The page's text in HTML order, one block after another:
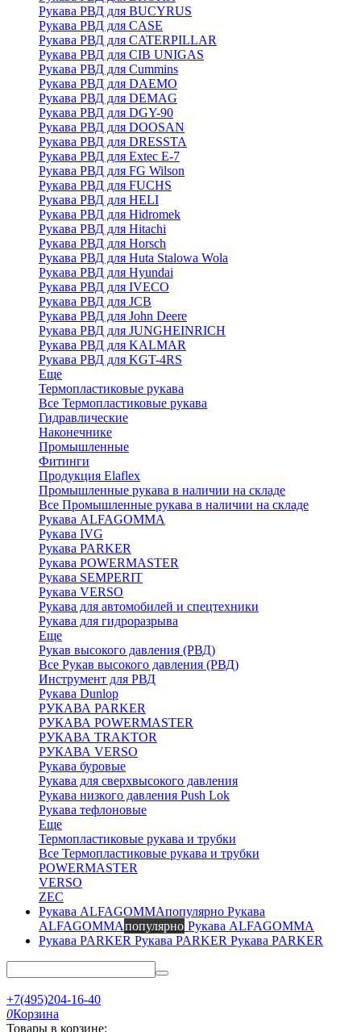
Рукава РВД для BUCYRUS
Рукава РВД для CASE
Рукава РВД для CATERPILLAR
Рукава РВД для CIB UNIGAS
Рукава РВД для Cummins
Рукава РВД для DAEMO
Рукава РВД для DEMAG
Рукава РВД для DGY-90
Рукава РВД для DOOSAN
Рукава РВД для DRESSTA
Рукава РВД для Extec E-7
Рукава РВД для FG Wilson
Рукава РВД для FUCHS
Рукава РВД для HELI
Рукава РВД для Hidromek
Рукава РВД для Hitachi
Рукава РВД для Horsch
Рукава РВД для Huta Stalowa Wola
Рукава РВД для Hyundai
Рукава РВД для IVECO
Рукава РВД для JCB
Рукава РВД для John Deere
Рукава РВД для JUNGHEINRICH
Рукава РВД для KALMAR
Рукава РВД для KGT-4RS
Еще
Термопластиковые рукава
Все Термопластиковые рукава
Гидравлические
Наконечнике
Промышленные
Фитинги
Продукция Elaflex
Промышленные рукава в наличии на складе
Все Промышленные рукава в наличии на складе
Рукава ALFAGOMMA
Рукава IVG
Рукава PARKER
Рукава POWERMASTER
Рукава SEMPERIT
Рукава VERSO
Рукава для автомобилей и спецтехники
Рукава для гидроразрыва
Еще
Рукав высокого давления (РВД)
Все Рукав высокого давления (РВД)
Инструмент для РВД
Рукава Dunlop
РУКАВА PARKER
РУКАВА POWERMASTER
РУКАВА TRAKTOR
РУКАВА VERSO
Рукава буровые
Рукава для сверхвысокого давления
Рукава низкого давления Push Lok
Рукава тефлоновые
Еще
Термопластиковые рукава и трубки
Все Термопластиковые рукава и трубки
POWERMASTER
VERSO
ZEC
Рукава
ALFAGOMMAпопулярно Рукава ALFAGOMMA
Рукава PARKER Рукава PARKER
+7(495)204-16-40
0Корзина
Товары в корзине: